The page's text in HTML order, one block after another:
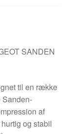
SANDEN
til en række
Sanden-
af
og stabil